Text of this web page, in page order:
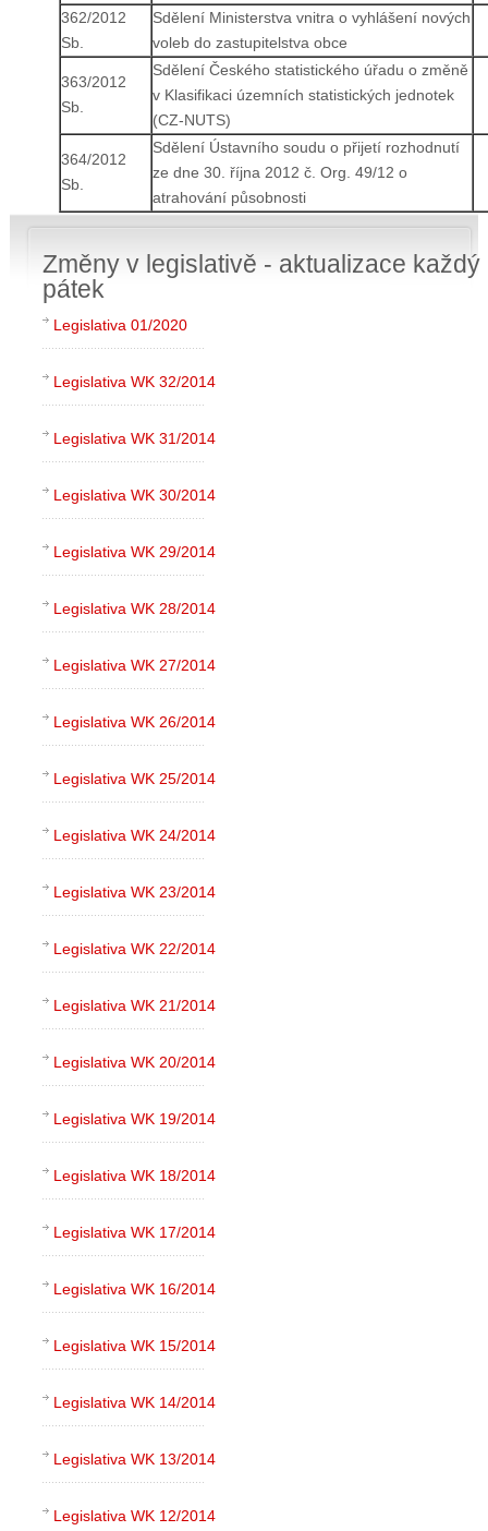
362/2012
Sb.
Sdělení Ministerstva vnitra o vyhlášení nových
voleb do zastupitelstva obce
363/2012
Sb.
Sdělení Českého statistického úřadu o změně
v Klasifikaci územních statistických jednotek
(CZ-NUTS)
364/2012
Sb.
Sdělení Ústavního soudu o přijetí rozhodnutí
ze dne 30. října 2012 č. Org. 49/12 o
atrahování působnosti
Změny v legislativě - aktualizace každý
pátek
Legislativa 01/2020
Legislativa WK 32/2014
Legislativa WK 31/2014
Legislativa WK 30/2014
Legislativa WK 29/2014
Legislativa WK 28/2014
Legislativa WK 27/2014
Legislativa WK 26/2014
Legislativa WK 25/2014
Legislativa WK 24/2014
Legislativa WK 23/2014
Legislativa WK 22/2014
Legislativa WK 21/2014
Legislativa WK 20/2014
Legislativa WK 19/2014
Legislativa WK 18/2014
Legislativa WK 17/2014
Legislativa WK 16/2014
Legislativa WK 15/2014
Legislativa WK 14/2014
Legislativa WK 13/2014
Legislativa WK 12/2014